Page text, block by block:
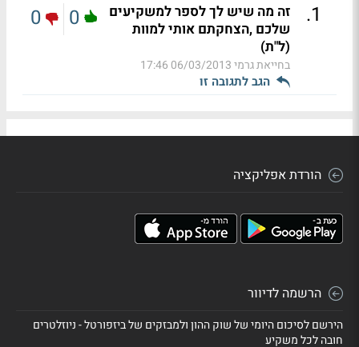
1
.
זה מה שיש לך לספר למשקיעים
שלכם ,הצחקתם אותי למוות
(ל"ת)
בחייאת גרמי06/03/2013 17:46
הגב לתגובה זו
0
0
הורדת אפליקציה
הרשמה לדיוור
הירשם לסיכום היומי של שוק ההון ולמבזקים של ביזפורטל - ניוזלטרים
חובה לכל משקיע